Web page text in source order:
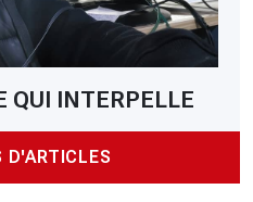
QUI INTERPELLE
D'ARTICLES